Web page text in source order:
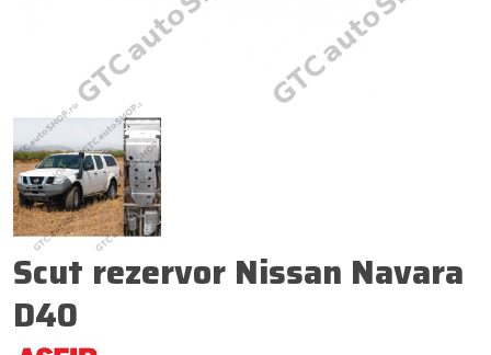
Scut rezervor Nissan Navara
D40